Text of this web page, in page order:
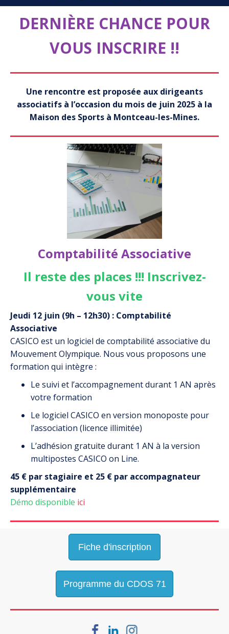
DERNIÈRE CHANCE POUR
VOUS INSCRIRE !!
Une rencontre est proposée aux dirigeants
associatifs à l’occasion du mois de juin 2025 à la
Maison des Sports à Montceau-les-Mines.
Comptabilité Associative
Il reste des places !!! Inscrivez-
vous vite
Jeudi 12 juin (9h – 12h30) : Comptabilité
Associative
CASICO est un logiciel de comptabilité associative du
Mouvement Olympique. Nous vous proposons une
formation qui intègre :
Le suivi et l’accompagnement durant 1 AN après
votre formation
Le logiciel CASICO en version monoposte pour
l’association (licence illimitée)
L’adhésion gratuite durant 1 AN à la version
multipostes CASICO on Line.
45 € par stagiaire et 25 € par accompagnateur
supplémentaire
Démo disponible ici
Fiche d'inscription
Programme du CDOS 71